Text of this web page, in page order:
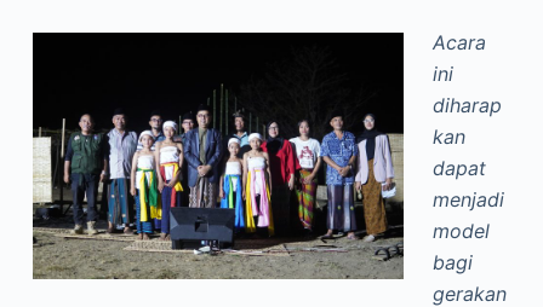
Acara
ini
diharap
kan
dapat
menjadi
model
bagi
gerakan